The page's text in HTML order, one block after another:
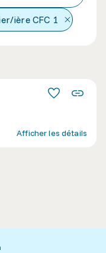
ière CFC 1
Afficher les détails